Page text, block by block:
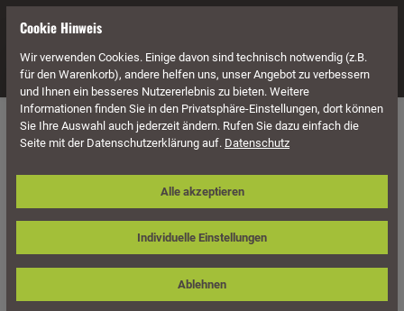
Navigation
Überdachung Terrassenüberdachungen
Skan Holz Terrassenüberdachung
Venezia 541 x 289 cm, Leimholz,
Doppelstegplatten
Cookie Hinweis
Wir verwenden Cookies. Einige davon sind technisch notwendig (z.B.
für den Warenkorb), andere helfen uns, unser Angebot zu verbessern
und Ihnen ein besseres Nutzererlebnis zu bieten. Weitere
Informationen finden Sie in den Privatsphäre-Einstellungen, dort können
Sie Ihre Auswahl auch jederzeit ändern. Rufen Sie dazu einfach die
Seite mit der Datenschutzerklärung auf. Datenschutz
Individuelle Einstellungen
Ablehnen
Alle akzeptieren